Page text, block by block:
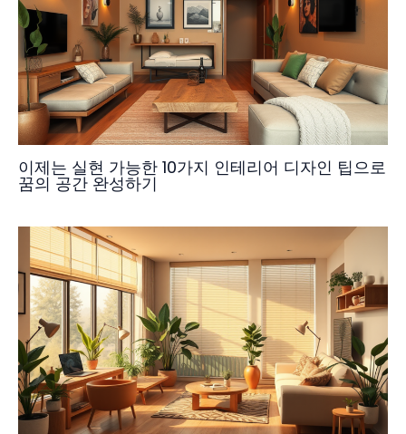
이제는 실현 가능한 10가지 인테리어 디자인 팁으로
꿈의 공간 완성하기